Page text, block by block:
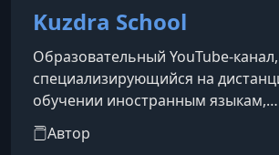
Kuzdra School
Образовательный YouTube-канал,
специализирующийся на
обучении иностранным языкам,
преимущественно английскому и
Создан как вспомогательная и
Автор